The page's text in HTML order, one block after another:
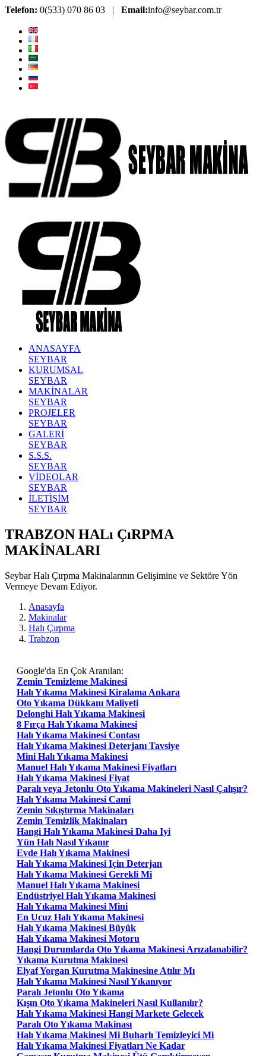
Telefon: 0(533) 070 86 03 | Email:info@seybar.com.tr
ANASAYFA
SEYBAR
KURUMSAL
SEYBAR
MAKİNALAR
SEYBAR
PROJELER
SEYBAR
GALERİ
SEYBAR
S.S.S.
SEYBAR
VİDEOLAR
SEYBAR
İLETİŞİM
SEYBAR
TRABZON HALı ÇıRPMA
MAKİNALARI
Seybar Halı Çırpma Makinalarının Gelişimine ve Sektöre Yön
Vermeye Devam Ediyor.
Anasayfa
Makinalar
Halı Çırpma
Trabzon
Google'da En Çok Aranılan:
Zemin Temizleme Makinesi
Halı Yıkama Makinesi Kiralama Ankara
Oto Yıkama Dükkanı Maliyeti
Delonghi Halı Yıkama Makinesi
8 Fırça Halı Yıkama Makinesi
Halı Yıkama Makinesi Contası
Halı Yıkama Makinesi Deterjanı Tavsiye
Mini Halı Yıkama Makinesi
Manuel Halı Yıkama Makinesi Fiyatları
Halı Yıkama Makinesi Fiyat
Paralı veya Jetonlu Oto Yıkama Makineleri Nasıl Çalışır?
Halı Yıkama Makinesi Cami
Zemin Sıkıştırma Makinaları
Zemin Temizlik Makinaları
Hangi Halı Yıkama Makinesi Daha Iyi
Yün Halı Nasıl Yıkanır
Evde Halı Yıkama Makinesi
Halı Yıkama Makinesi Için Deterjan
Halı Yıkama Makinesi Gerekli Mi
Manuel Halı Yıkama Makinesi
Endüstriyel Halı Yıkama Makinesi
Halı Yıkama Makinesi Mini
En Ucuz Halı Yıkama Makinesi
Halı Yıkama Makinesi Büyük
Halı Yıkama Makinesi Motoru
Hangi Durumlarda Oto Yıkama Makinesi Arızalanabilir?
Yıkama Kurutma Makinesi
Elyaf Yorgan Kurutma Makinesine Atılır Mı
Halı Yıkama Makinesi Nasıl Yıkanıyor
Paralı Jetonlu Oto Yıkama
Kışın Oto Yıkama Makineleri Nasıl Kullanılır?
Halı Yıkama Makinesi Hangi Markete Gelecek
Paralı Oto Yıkama Makinası
Halı Yıkama Makinesi Mi Buharlı Temizleyici Mi
Halı Yıkama Makinesi Fiyatları Ne Kadar